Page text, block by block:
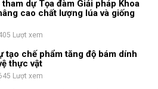
dự Tọa đàm Giải pháp Khoa
cao chất lượng lúa và giống
Lượt xem
tạo chế phẩm tăng độ bám dính
thực vật
Lượt xem